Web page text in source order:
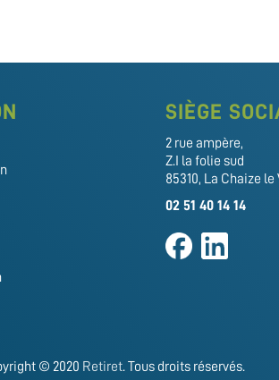
SIÈGE
2 rue ampère,
Z.I la folie sud
85310, La Chaize
02 51 40 14 14
© 2020 Retiret. Tous droits réservés.